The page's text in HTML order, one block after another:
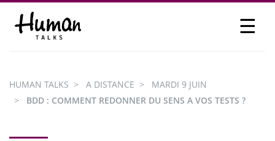
☰
PARTICIPER
HUMAN TALKS A DISTANCE
MARDI 9 JUIN
BDD : COMMENT REDONNER DU SENS A VOS TESTS ?